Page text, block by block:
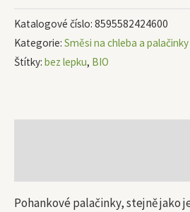
Katalogové číslo: 8595582424600
Kategorie: Směsi na chleba a palačinky
Štítky: bez lepku, BIO
Pohankové palačinky, stejně jako